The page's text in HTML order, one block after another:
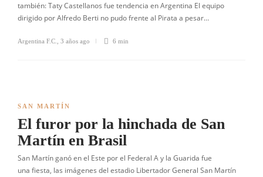
también: Taty Castellanos fue tendencia en Argentina El equipo
dirigido por Alfredo Berti no pudo frente al Pirata a pesar…
Argentina F.C. 3 años ago 6 min
SAN MARTÍN
El furor por la hinchada de San
Martín en Brasil
San Martín ganó en el Este por el Federal A y la Guarida fue
una fiesta, las imágenes del estadio Libertador General San Martín